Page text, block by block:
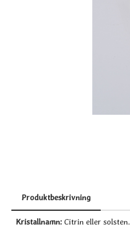
Produktbeskrivning
Produktbeskrivning
Kristallnamn: Citrin eller solsten.